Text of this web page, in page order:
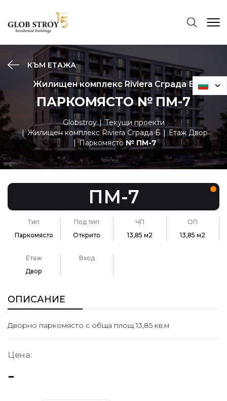
КЪМ ЕТАЖА
Жилищен комплекс Riviera Сграда Б
ПАРКОМЯСТО № ПМ-7
Globstroy
Текущи проекти
Жилищен комплекс Riviera Сграда Б
Етаж Двор
Паркомясто № ПМ-7
ПМ-7
Тип
Паркомясто
Под тип
Открито
ЧП
13,85 м2
ОП
13,85 м2
Етаж
Двор
Вход
ОПИСАНИЕ
Дворно паркомясто с обща площ 13,85 кв.м
Цена:
-